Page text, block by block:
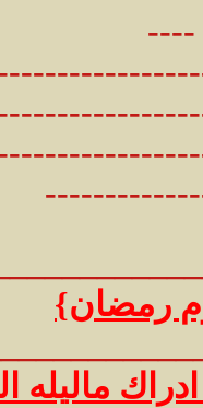
----
رمضان}
ماليله